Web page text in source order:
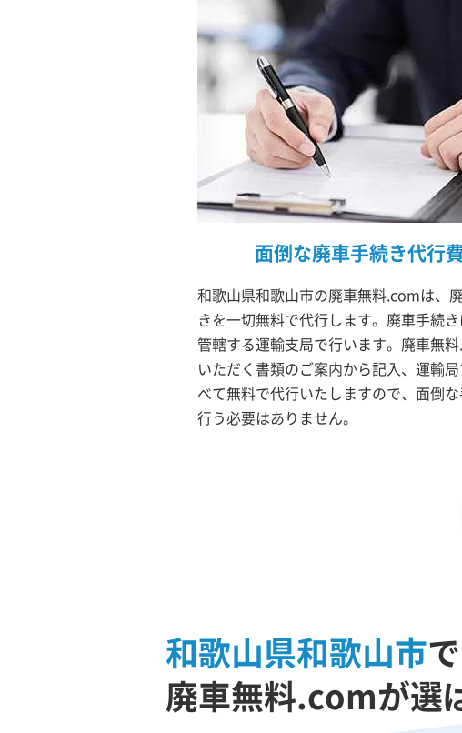
面倒な廃車手続き代行
和歌山県和歌山市の廃車無料.comは、
きを一切無料で代行します。廃車手続
管轄する運輸支局で行います。廃車無
いただく書類のご案内から記入、運輸
べて無料で代行いたしますので、面倒
行う必要はありません。
和歌山県和歌山市で
廃車無料.comが選